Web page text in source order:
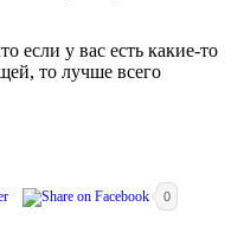
если у вас есть какие-то
то лучше всего
0